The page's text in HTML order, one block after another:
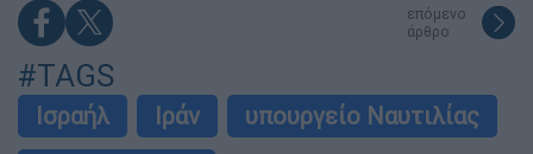
επόμενο
άρθρο
#TAGS
Ισραήλ Ιράν
υπουργείο Ναυτιλίας